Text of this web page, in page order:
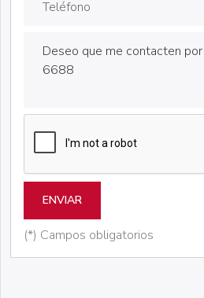
ENVIAR
(*) Campos obligatorios